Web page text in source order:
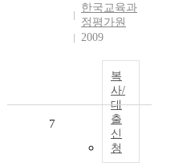
한국교육과
정평가원
2009
복
사/
대
출
신
청
7